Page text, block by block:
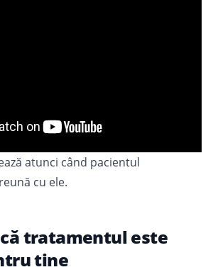
atunci când pacientul
cu ele.
tratamentul este
tine